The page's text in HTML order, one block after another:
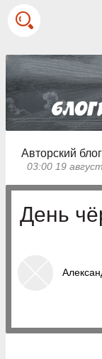
Авторский блог
03:00 19
День